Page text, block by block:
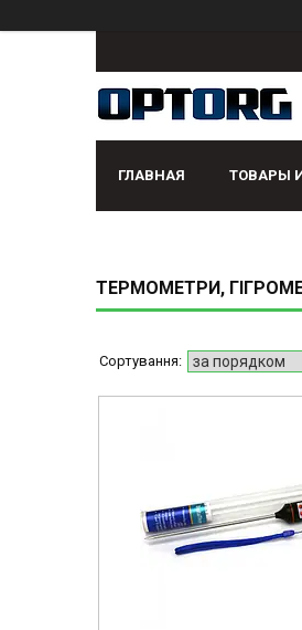
ГЛАВНАЯ ТОВАРЫ
ТЕРМОМЕТРИ,